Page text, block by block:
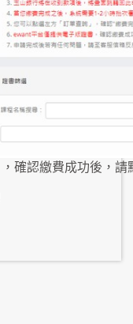
，確認繳費成功後，